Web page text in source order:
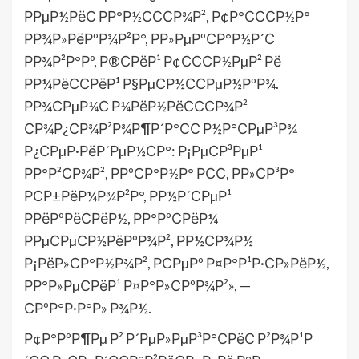
РРµР½РёС РР°Р½СССР¾Р², Р¢Р°СССР½Р°
РР¾Р»РёРºР¾Р²Р°, РР»РµРºСР°Р½Р´С
РР¾Р²Р°Рº, Р®СРёР¹ Р¢СССР½РµР² Рё
РР¼РёССРёР¹ Р§РµСР½ССРµР½РºР¾.
РР¾СРµР¼С Р¼РёР½РёСССР¾Р²
СР¾Р¿СР¾Р²Р¾Р¶Р´Р°СС Р½Р°СРµР³Р¾
Р¿СРµР·РёР´РµР½СР°: Р¡РµСР³РµР¹
РР°Р²СР¾Р², РРºСР°Р½Р° РСС, РР»СР³Р°
РСР±РёР¼Р¾Р²Р°, РР½Р´СРµР¹
РРёРºРёСРёР½, РР°РºСРёР¼
РРµСРµСР½РёРºР¾Р², РР½СР¾Р½
Р¡РёР»СР°Р½Р¾Р², РСРµРº Р¤Р°Р¹Р·СР»РёР½,
РР°Р»РµСРёР¹ Р¤Р°Р»СРºР¾Р²», —
СРºР°Р·Р°Р» Р¾Р½.
Р¢Р°РºР¶Рµ Р² Р´РµР»РµР³Р°СРёС Р²Р¾Р¹Р